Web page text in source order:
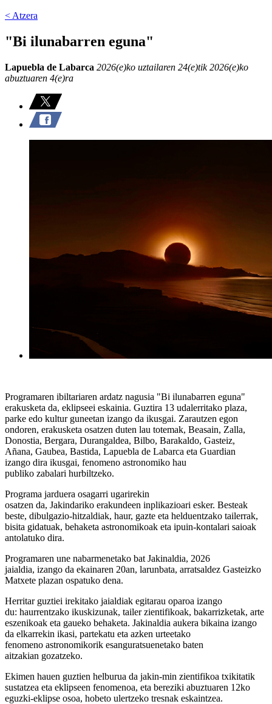
< Atzera
"Bi ilunabarren eguna"
Lapuebla de Labarca 2026(e)ko uztailaren 24(e)tik 2026(e)ko
abuztuaren 4(e)ra
Programaren ibiltariaren ardatz nagusia "Bi ilunabarren eguna"
erakusketa da, eklipseei eskainia. Guztira 13 udalerritako plaza,
parke edo kultur guneetan izango da ikusgai. Zarautzen egon
ondoren, erakusketa osatzen duten lau totemak, Beasain, Zalla,
Donostia, Bergara, Durangaldea, Bilbo, Barakaldo, Gasteiz,
Añana, Gaubea, Bastida, Lapuebla de Labarca eta Guardian
izango dira ikusgai, fenomeno astronomiko hau
publiko zabalari hurbiltzeko.
Programa jarduera osagarri ugarirekin
osatzen da, Jakindariko erakundeen inplikazioari esker. Besteak
beste, dibulgazio-hitzaldiak, haur, gazte eta helduentzako tailerrak,
bisita gidatuak, behaketa astronomikoak eta ipuin-kontalari saioak
antolatuko dira.
Programaren une nabarmenetako bat Jakinaldia, 2026
jaialdia, izango da ekainaren 20an, larunbata, arratsaldez Gasteizko
Matxete plazan ospatuko dena.
Herritar guztiei irekitako jaialdiak egitarau oparoa izango
du: haurrentzako ikuskizunak, tailer zientifikoak, bakarrizketak, arte
eszenikoak eta gaueko behaketa. Jakinaldia aukera bikaina izango
da elkarrekin ikasi, partekatu eta azken urteetako
fenomeno astronomikorik esanguratsuenetako baten
aitzakian gozatzeko.
Ekimen hauen guztien helburua da jakin-min zientifikoa txikitatik
sustatzea eta eklipseen fenomenoa, eta bereziki abuztuaren 12ko
eguzki-eklipse osoa, hobeto ulertzeko tresnak eskaintzea.